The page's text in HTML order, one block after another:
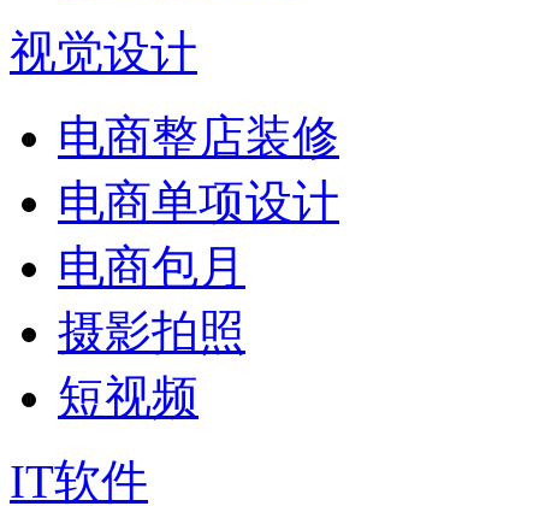
视觉设计
电商整店装修
电商单项设计
电商包月
摄影拍照
短视频
IT软件